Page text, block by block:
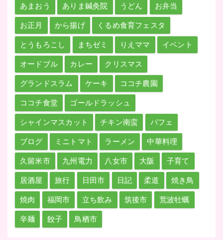
あまおう ありま鍼灸院 うどん お弁当
お正月 から揚げ くるめ食育フェスタ
とうもろこし まちゼミ りえママ イベント
オードブル カレー クリスマス
グランドスラム ケーキ ココチ農園
ココチ食堂 ゴールドラッシュ
シャインマスカット チキン南蛮 パフェ
ブログ ミニトマト ラーメン 中華料理
久留米市 九州電力 八女市 大阪 子育て
居酒屋 旅行 日田市 日記 柔道 焼き鳥
焼肉 福岡市 立ち飲み 筑後市 荒波牡蠣
辛麺 餃子 鳥栖市